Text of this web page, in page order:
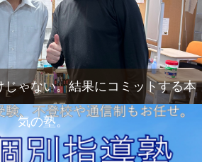
ゃない。結果にコミットする本
気の塾。